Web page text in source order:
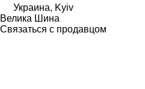
Украина, Kyiv
Велика Шина
Связаться с продавцом